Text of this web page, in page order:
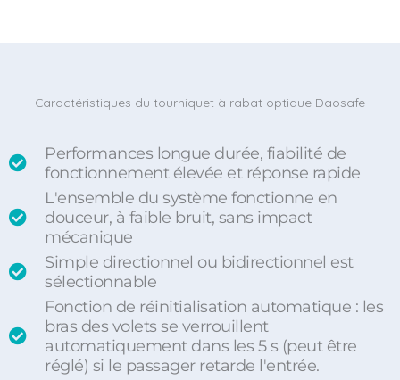
Caractéristiques du tourniquet à rabat optique Daosafe
Performances longue durée, fiabilité de
fonctionnement élevée et réponse rapide
L'ensemble du système fonctionne en
douceur, à faible bruit, sans impact
mécanique
Simple directionnel ou bidirectionnel est
sélectionnable
Fonction de réinitialisation automatique : les
bras des volets se verrouillent
automatiquement dans les 5 s (peut être
réglé) si le passager retarde l'entrée.